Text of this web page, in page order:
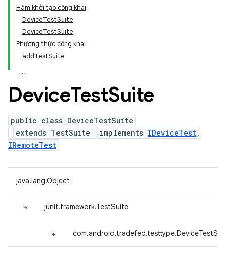
Hàm khởi tạo công khai
DeviceTestSuite
DeviceTestSuite
Phương thức công khai
addTestSuite
DeviceTestSuite
public class DeviceTestSuite
extends TestSuite
implements IDeviceTest,
IRemoteTest
java.lang.Object
↳ junit.framework.TestSuite
↳